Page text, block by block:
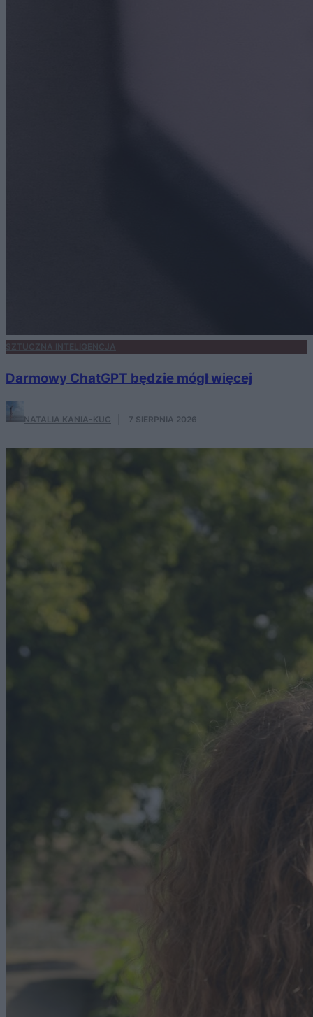
SZTUCZNA INTELIGENCJA
Darmowy ChatGPT będzie mógł więcej
NATALIA KANIA-KUC 7 SIERPNIA 2026